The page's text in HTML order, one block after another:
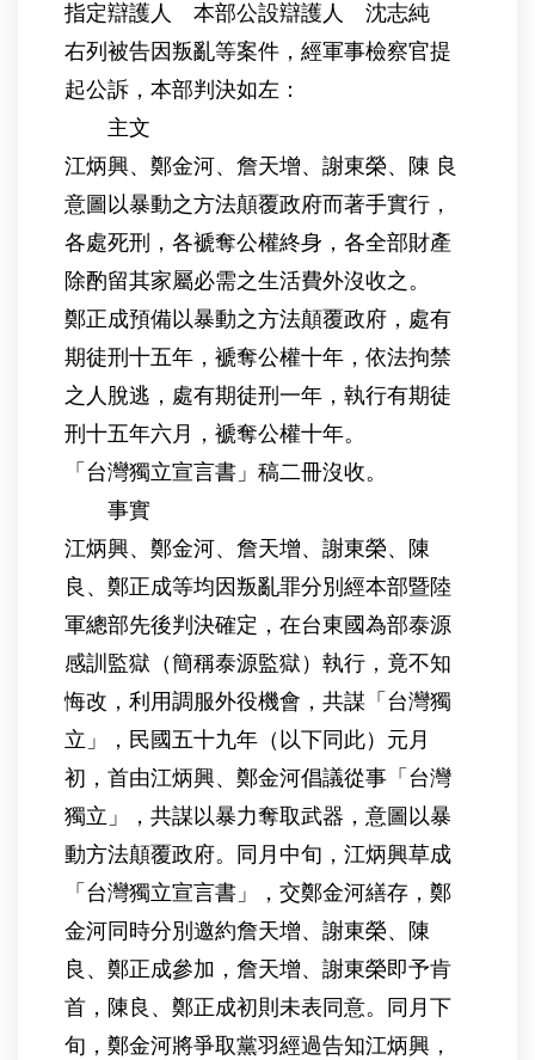
指定辯護人 本部公設辯護人 沈志純
右列被告因叛亂等案件，經軍事檢察官提
起公訴，本部判決如左：
主文
江炳興、鄭金河、詹天增、謝東榮、陳 良
意圖以暴動之方法顛覆政府而著手實行，
各處死刑，各褫奪公權終身，各全部財產
除酌留其家屬必需之生活費外沒收之。
鄭正成預備以暴動之方法顛覆政府，處有
期徒刑十五年，褫奪公權十年，依法拘禁
之人脫逃，處有期徒刑一年，執行有期徒
刑十五年六月，褫奪公權十年。
「台灣獨立宣言書」稿二冊沒收。
事實
江炳興、鄭金河、詹天增、謝東榮、陳
良、鄭正成等均因叛亂罪分別經本部暨陸
軍總部先後判決確定，在台東國為部泰源
感訓監獄（簡稱泰源監獄）執行，竟不知
悔改，利用調服外役機會，共謀「台灣獨
立」，民國五十九年（以下同此）元月
初，首由江炳興、鄭金河倡議從事「台灣
獨立」，共謀以暴力奪取武器，意圖以暴
動方法顛覆政府。同月中旬，江炳興草成
「台灣獨立宣言書」，交鄭金河繕存，鄭
金河同時分別邀約詹天增、謝東榮、陳
良、鄭正成參加，詹天增、謝東榮即予肯
首，陳良、鄭正成初則未表同意。同月下
旬，鄭金河將爭取黨羽經過告知江炳興，